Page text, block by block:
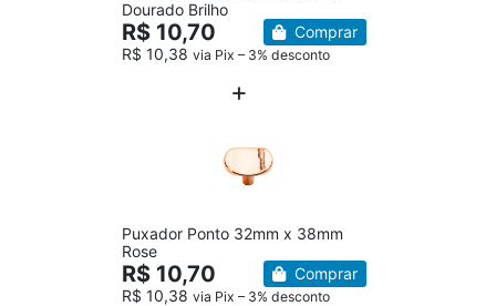
Dourado Brilho
R$ 10,70
R$ 10,38 via Pix – 3% desconto
Comprar
Puxador Ponto 32mm x 38mm
Rose
R$ 10,70
R$ 10,38 via Pix – 3% desconto
Comprar